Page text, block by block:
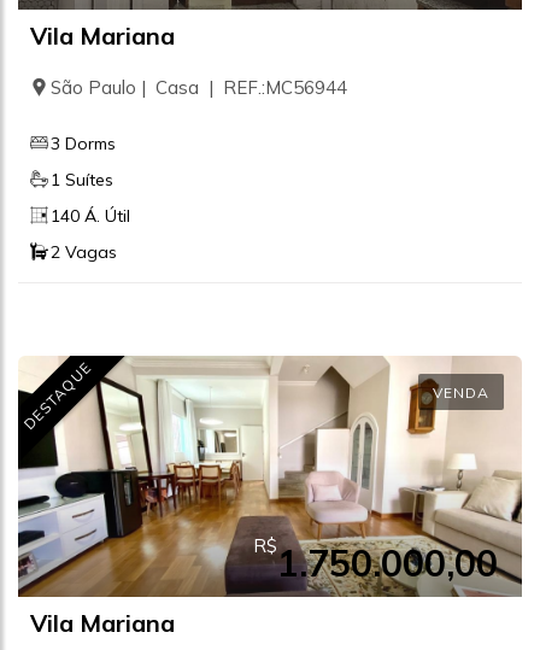
Vila Mariana
São Paulo | Casa | REF.:MC56944
3 Dorms
1 Suítes
140 Á. Útil
2 Vagas
DESTAQUE VENDA
R$1.750.000,00
Vila Mariana